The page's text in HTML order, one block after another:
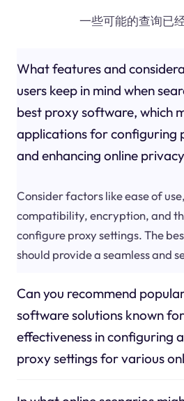
一些可能的查询已
What features and
users keep in mind when
best proxy software, which
applications for configuring
and enhancing online
Consider factors like ease of
compatibility, encryption, and
configure proxy settings. The
should provide a seamless and
Can you recommend
software solutions known
effectiveness in configuring
proxy settings for various